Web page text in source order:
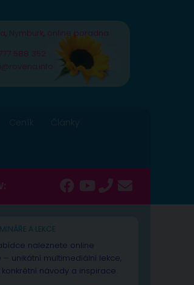
Nymburk online poradna
588 352
Ceník Články
A LEKCE
naleznete online
– unikátní multimediální lekce,
návody a inspirace.